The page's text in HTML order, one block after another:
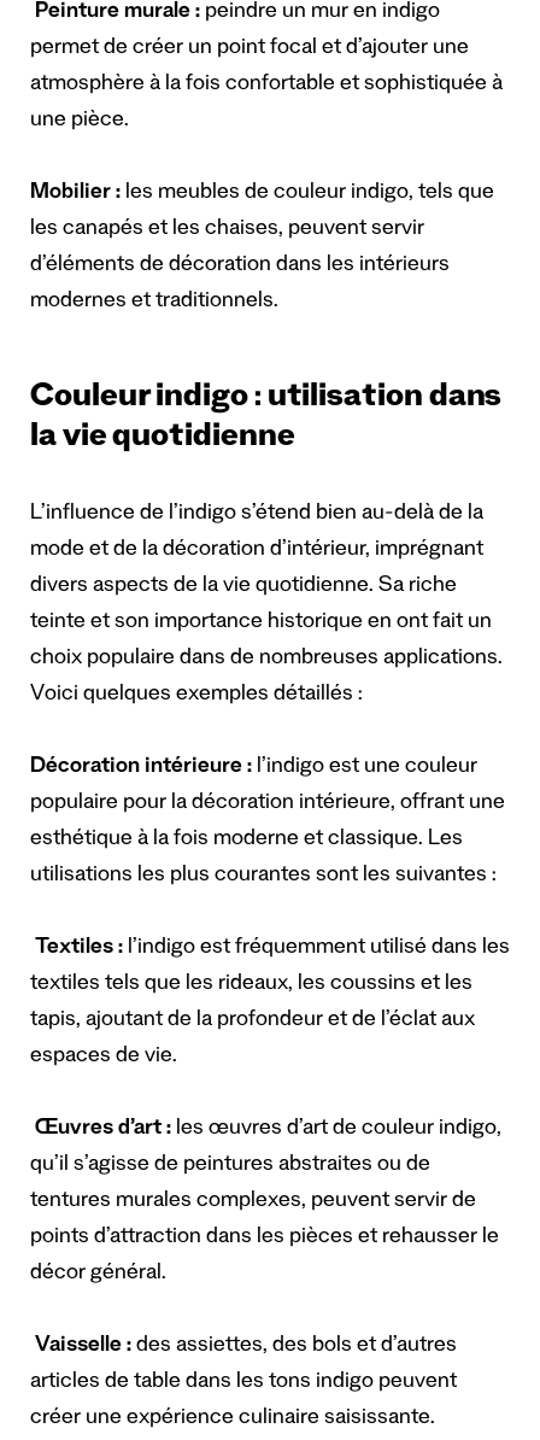
Peinture murale : peindre un mur en indigo
permet de créer un point focal et d’ajouter une
atmosphère à la fois confortable et sophistiquée à
une pièce.
Mobilier : les meubles de couleur indigo, tels que
les canapés et les chaises, peuvent servir
d’éléments de décoration dans les intérieurs
modernes et traditionnels.
Couleur indigo : utilisation dans
la vie quotidienne
L’influence de l’indigo s’étend bien au-delà de la
mode et de la décoration d’intérieur, imprégnant
divers aspects de la vie quotidienne. Sa riche
teinte et son importance historique en ont fait un
choix populaire dans de nombreuses applications.
Voici quelques exemples détaillés :
Décoration intérieure : l’indigo est une couleur
populaire pour la décoration intérieure, offrant une
esthétique à la fois moderne et classique. Les
utilisations les plus courantes sont les suivantes :
Textiles : l’indigo est fréquemment utilisé dans les
textiles tels que les rideaux, les coussins et les
tapis, ajoutant de la profondeur et de l’éclat aux
espaces de vie.
Œuvres d’art : les œuvres d’art de couleur indigo,
qu’il s’agisse de peintures abstraites ou de
tentures murales complexes, peuvent servir de
points d’attraction dans les pièces et rehausser le
décor général.
Vaisselle : des assiettes, des bols et d’autres
articles de table dans les tons indigo peuvent
créer une expérience culinaire saisissante.